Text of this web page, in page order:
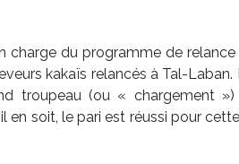
charge du programme de
kakaïs relancés à Tal-
troupeau (ou « chargement
en soit, le pari est réussi pour